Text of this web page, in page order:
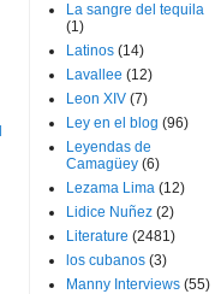
La sangre del tequila
(1)
Latinos (14)
Lavallee (12)
Leon XIV (7)
Ley en el blog (96)
Leyendas de
Camagüey (6)
Lezama Lima (12)
Lidice Nuñez (2)
Literature (2481)
los cubanos (3)
Manny Interviews (55)